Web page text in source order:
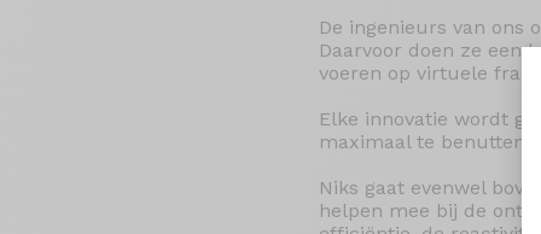
De ingenieurs van ons
Daarvoor doen ze een
voeren op virtuele
Elke innovatie wordt
maximaal te benutten,
Niks gaat evenwel
helpen mee bij de